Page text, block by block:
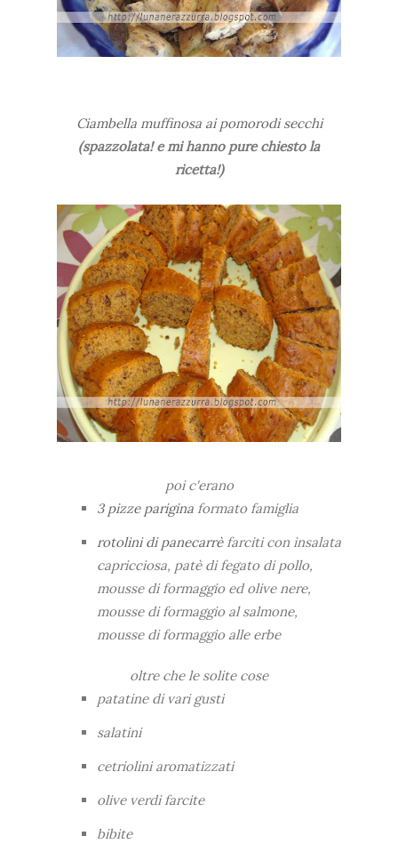
Ciambella muffinosa ai pomorodi secchi
(spazzolata! e mi hanno pure chiesto la
ricetta!)
poi c'erano
3 pizze parigina formato famiglia
rotolini di panecarrè farciti con insalata
capricciosa, patè di fegato di pollo,
mousse di formaggio ed olive nere,
mousse di formaggio al salmone,
mousse di formaggio alle erbe
oltre che le solite cose
patatine di vari gusti
salatini
cetriolini aromatizzati
olive verdi farcite
bibite